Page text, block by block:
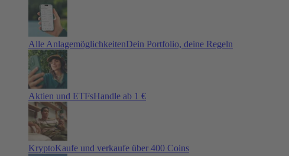
Alle AnlagemöglichkeitenDein Portfolio, deine Regeln
Aktien und ETFsHandle ab 1 €
KryptoKaufe und verkaufe über 400 Coins